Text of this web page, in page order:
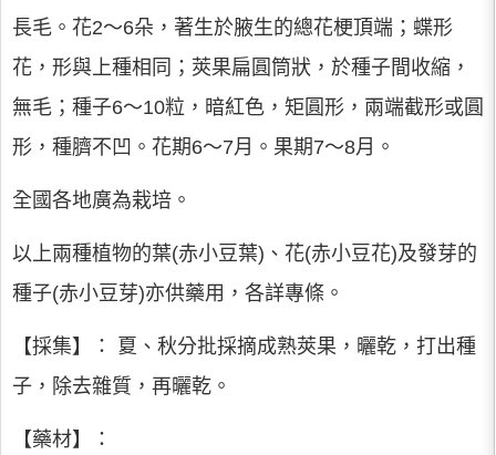
長毛。花2～6朵，著生於腋生的總花梗頂端；蝶形
花，形與上種相同；莢果扁圓筒狀，於種子間收縮，
無毛；種子6～10粒，暗紅色，矩圓形，兩端截形或圓
形，種臍不凹。花期6～7月。果期7～8月。
全國各地廣為栽培。
以上兩種植物的葉(赤小豆葉)、花(赤小豆花)及發芽的
種子(赤小豆芽)亦供藥用，各詳專條。
【採集】： 夏、秋分批採摘成熟莢果，曬乾，打出種
子，除去雜質，再曬乾。
【藥材】：